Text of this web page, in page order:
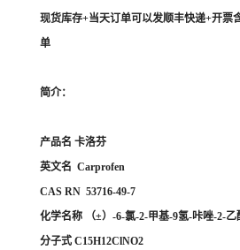
现货库存+当天订单可以发顺丰快递+开票
单
简介：
产品名 卡洛芬
英文名 Carprofen
CAS RN 53716-49-7
化学名称 （±）-6-氯-2-甲基-9氢-咔唑-2-乙
分子式 C15H12ClNO2